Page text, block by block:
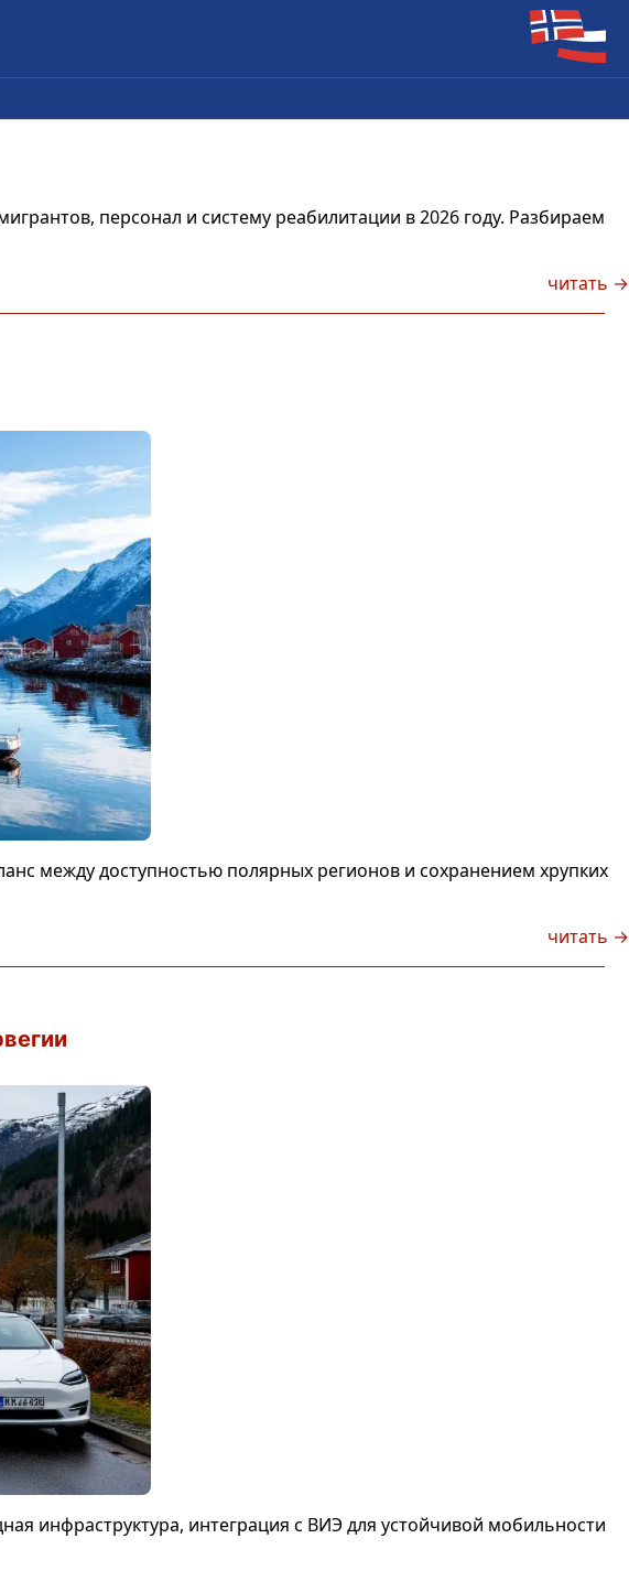
персонал и систему реабилитации в 2026 году. Разбираем
читать →
между доступностью полярных регионов и сохранением хрупких
читать →
инфраструктура, интеграция с ВИЭ для устойчивой мобильности